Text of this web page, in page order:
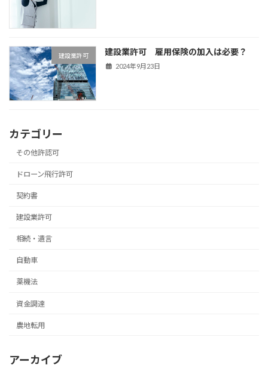
建設業許可 建設業許可 雇用保険の加入は必要？
2024年9月23日
カテゴリー
その他許認可
ドローン飛行許可
契約書
建設業許可
相続・遺言
自動車
薬機法
資金調達
農地転用
アーカイブ